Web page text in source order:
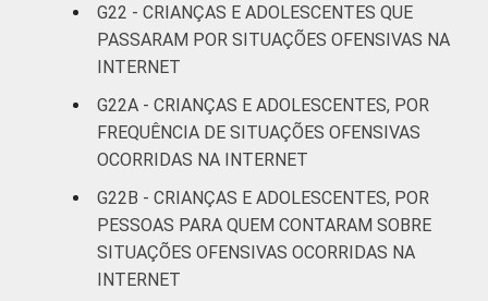
G22 - CRIANÇAS E ADOLESCENTES QUE
PASSARAM POR SITUAÇÕES OFENSIVAS NA
INTERNET
G22A - CRIANÇAS E ADOLESCENTES, POR
FREQUÊNCIA DE SITUAÇÕES OFENSIVAS
OCORRIDAS NA INTERNET
G22B - CRIANÇAS E ADOLESCENTES, POR
PESSOAS PARA QUEM CONTARAM SOBRE
SITUAÇÕES OFENSIVAS OCORRIDAS NA
INTERNET